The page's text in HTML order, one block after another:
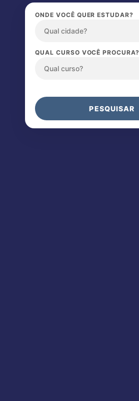
ONDE VOCÊ QUER ESTUDAR?
QUAL CURSO VOCÊ PROCURA?
PESQUISAR